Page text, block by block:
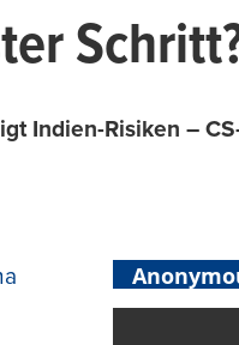
Indien-Risiken –